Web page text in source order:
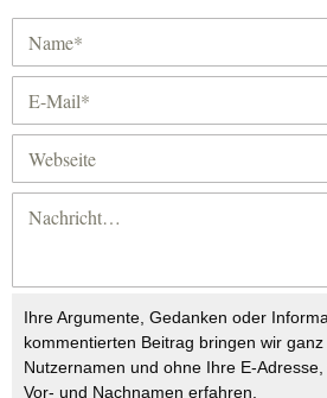
Ihre Argumente, Gedanken oder
kommentierten Beitrag bringen wir
Nutzernamen und ohne Ihre E-
Vor- und Nachnamen erfahren.